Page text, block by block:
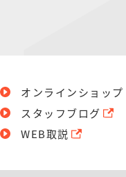
オンラインショップ
スタッフブログ
WEB取説